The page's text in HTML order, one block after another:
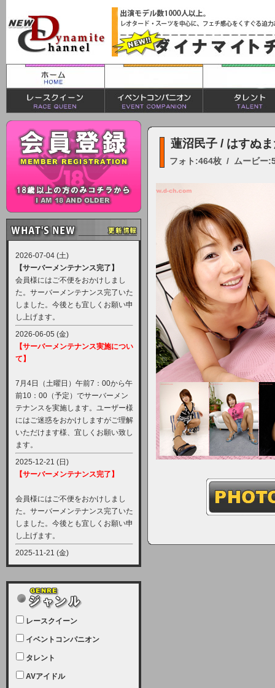
2026-07-04 (土)
【サーバーメンテナンス完了】
会員様にはご不便をおかけしまし
た。サーバーメンテナンス完了いた
しました。今後とも宜しくお願い申
し上げます。
2026-06-05 (金)
【サーバーメンテナンス実施につい
て】
7月4日（土曜日）午前7：00から午
前10：00（予定）でサーバーメン
テナンスを実施します。ユーザー様
にはご迷惑をおかけしますがご理解
いただけます様、宜しくお願い致し
ます。
2025-12-21 (日)
【サーバーメンテナンス完了】
会員様にはご不便をおかけしまし
た。サーバーメンテナンス完了いた
しました。今後とも宜しくお願い申
し上げます。
2025-11-21 (金)
【サーバーメンテナンス実施につい
12月21日（日曜日）午前9：00か
ら午前11：00（予定）でサーバー
メンテナンスを実施します。ユーザ
ー様にはご迷惑をおかけしますがご
理解いただけます様、宜しくお願い
致します。
2025-07-05 (土)
レースクイーン
イベントコンパニオン
タレント
AVアイドル
蓮沼民子 / はすぬ
フォト:464枚 / ムービー